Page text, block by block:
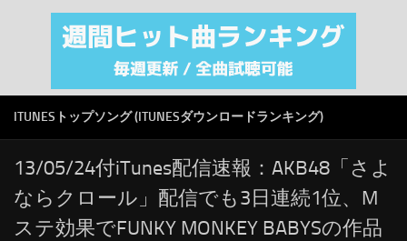
注目カテゴリ
オリジナルiTunes週間トップソング
RSS
LINKS
ITUNESトップソング (ITUNESダウンロードランキング)
13/05/24付iTunes配信速報：AKB48「さよ
ならクロール」配信でも3日連続1位、M
ステ効果でFUNKY MONKEY BABYSの作品